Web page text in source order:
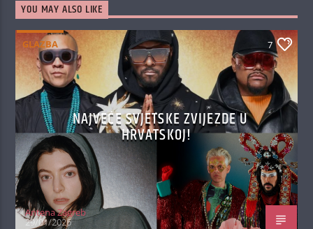
YOU MAY ALSO LIKE
GLAZBA 7
NAJVEĆE SVJETSKE ZVIJEZDE U
HRVATSKOJ!
Antena Zagreb
29/01/2026